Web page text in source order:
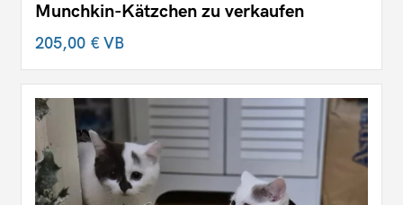
Munchkin-Kätzchen zu verkaufen
205,00 €VB